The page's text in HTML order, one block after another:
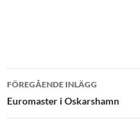
Inläggsnavigering
FÖREGÅENDE INLÄGG
Euromaster i Oskarshamn